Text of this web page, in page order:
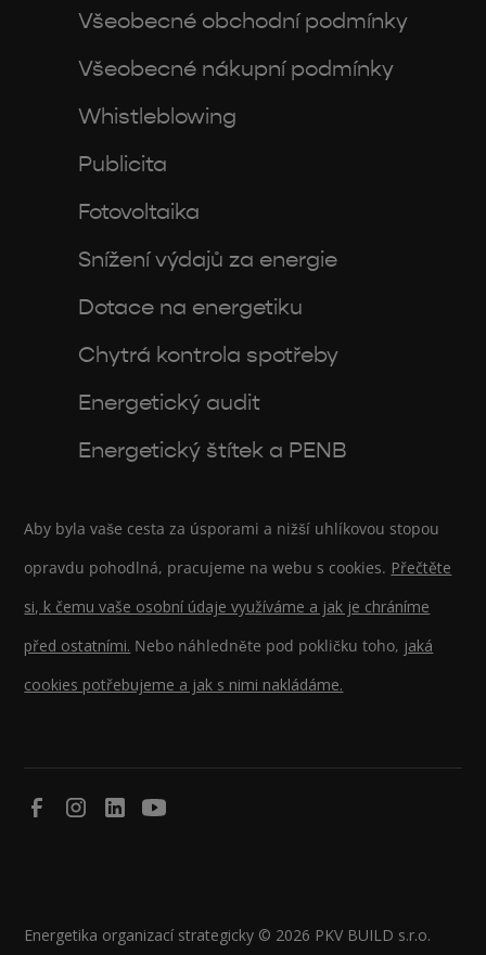
Všeobecné obchodní podmínky
Všeobecné nákupní podmínky
Whistleblowing
Publicita
Fotovoltaika
Snížení výdajů za energie
Dotace na energetiku
Chytrá kontrola spotřeby
Energetický audit
Energetický štítek a PENB
Aby byla vaše cesta za úsporami a nižší uhlíkovou stopou
opravdu pohodlná, pracujeme na webu s cookies. Přečtěte
si, k čemu vaše osobní údaje využíváme a jak je chráníme
před ostatními. Nebo náhledněte pod pokličku toho, jaká
cookies potřebujeme a jak s nimi nakládáme.
Energetika organizací strategicky © 2026 PKV BUILD s.r.o.